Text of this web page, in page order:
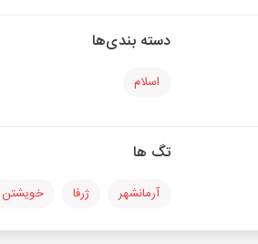
دسته بندی‌ها
اسلام
تگ ها
آرمانشهر ژرفا خویشتن